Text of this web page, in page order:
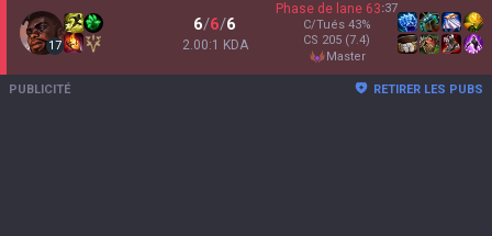
17
6/6/6
2.00:1 KDA
Phase de lane 63:37
C/Tués 43%
CS 205 (7.4)
master
PUBLICITÉ RETIRER LES PUBS